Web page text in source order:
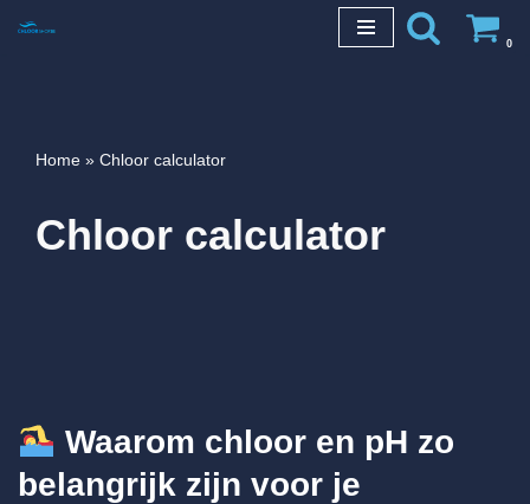
0
Home » Chloor calculator
Chloor calculator
Waarom chloor en pH zo
belangrijk zijn voor je